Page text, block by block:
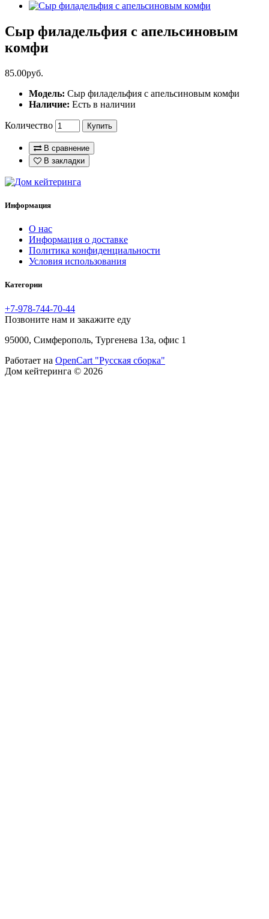
Сыр филадельфия с апельсиновым
комфи
85.00руб.
Модель: Сыр филадельфия с апельсиновым комфи
Наличие: Есть в наличии
Количество Купить
В сравнение
В закладки
Информация
O нас
Информация о доставке
Политика конфиденциальности
Условия использования
Категории
+7-978-744-70-44
Позвоните нам и закажите еду
95000, Симферополь, Тургенева 13а, офис 1
Работает на OpenCart "Русская сборка"
Дом кейтеринга © 2026